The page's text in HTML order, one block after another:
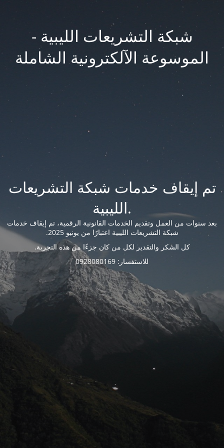
شبكة التشريعات الليبية -
الموسوعة الآلكترونية الشاملة
تم إيقاف خدمات شبكة التشريعات
الليبية.
بعد سنوات من العمل وتقديم الخدمات القانونية الرقمية، تم إيقاف خدمات
شبكة التشريعات الليبية اعتبارًا من يونيو 2025.
كل الشكر والتقدير لكل من كان جزءًا من هذه التجربة.
للاستفسار: 0928080169